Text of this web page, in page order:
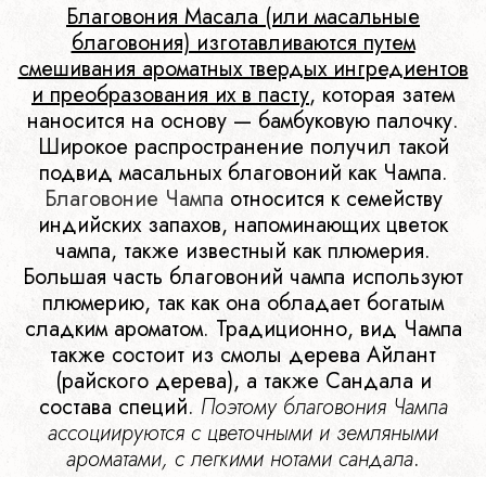
Благовония Масала (или масальные
благовония) изготавливаются путем
смешивания ароматных твердых ингредиентов
и преобразования их в пасту, которая затем
наносится на основу — бамбуковую палочку.
Широкое распространение получил такой
подвид масальных благовоний как Чампа.
Благовоние Чампа относится к семейству
индийских запахов, напоминающих цветок
чампа, также известный как плюмерия.
Большая часть благовоний чампа используют
плюмерию, так как она обладает богатым
сладким ароматом. Традиционно, вид Чампа
также состоит из смолы дерева Айлант
(райского дерева), а также Сандала и
состава специй. Поэтому благовония Чампа
ассоциируются с цветочными и земляными
ароматами, с легкими нотами сандала.